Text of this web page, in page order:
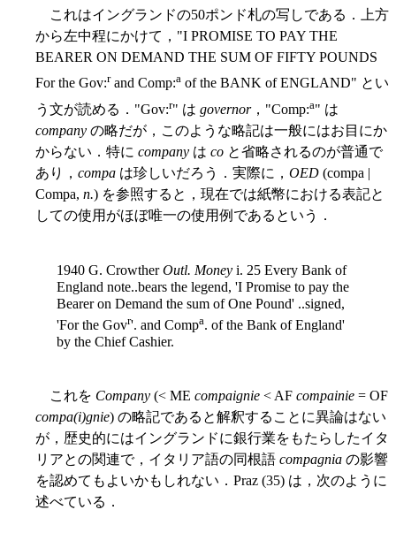
これはイングランドの50ポンド札の写しである．上方
から左中程にかけて，"I PROMISE TO PAY THE
BEARER ON DEMAND THE SUM OF FIFTY POUNDS
For the Gov:rand Comp:a of the BANK of ENGLAND" とい
う文が読める．"Gov:r" は governor，"Comp:a" は
company の略だが，このような略記は一般にはお目にか
からない．特に company は co と省略されるのが普通で
あり， compa は珍しいだろう．実際に， OED (compa |
Compa, n.) を参照すると，現在では紙幣における表記と
しての使用がほぼ唯一の使用例であるという．
1940 G. CrowtherOutl. Money i. 25 Every Bank of
England note..bears the legend, 'I Promise to pay the
Bearer on Demand the sum of One Pound' ..signed,
'For the Govr'. and Compa. of the Bank of England'
by the Chief Cashier.
これを Company (< ME compaignie < AF compainie = OF
compa(i)gnie) の略記であると解釈することに異論はない
が，歴史的にはイングランドに銀行業をもたらしたイタ
リアとの関連で，イタリア語の同根語 compagnia の影響
を認めてもよいかもしれない．Praz (35) は，次のように
述べている．